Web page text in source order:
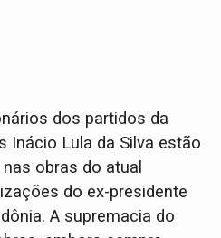
dos partidos da
Inácio Lula da Silva estão
obras do atual
do ex-presidente
A supremacia do